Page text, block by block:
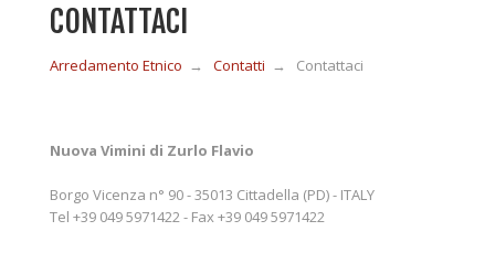
MOBILI IN LEGNO
MOBILI ETNICI BAMBÙ
MOBILI IN RATTAN
CONTATTACI
Arredamento Etnico → Contatti → Contattaci
Nuova Vimini di Zurlo Flavio
Borgo Vicenza n° 90 - 35013 Cittadella (PD) - ITALY
Tel +39 049 5971422 - Fax +39 049 5971422